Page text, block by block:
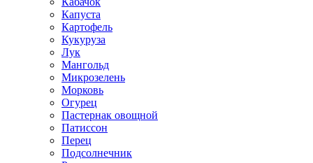
Капуста
Картофель
Кукуруза
Лук
Мангольд
Микрозелень
Морковь
Огурец
Пастернак овощной
Патиссон
Перец
Подсолнечник